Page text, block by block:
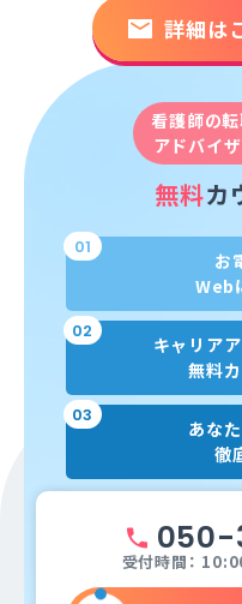
詳細は
看護師の
アドバイ
無料カ
01
お
Web
02
キャリア
無料
03
あな
徹
050-
受付時間：